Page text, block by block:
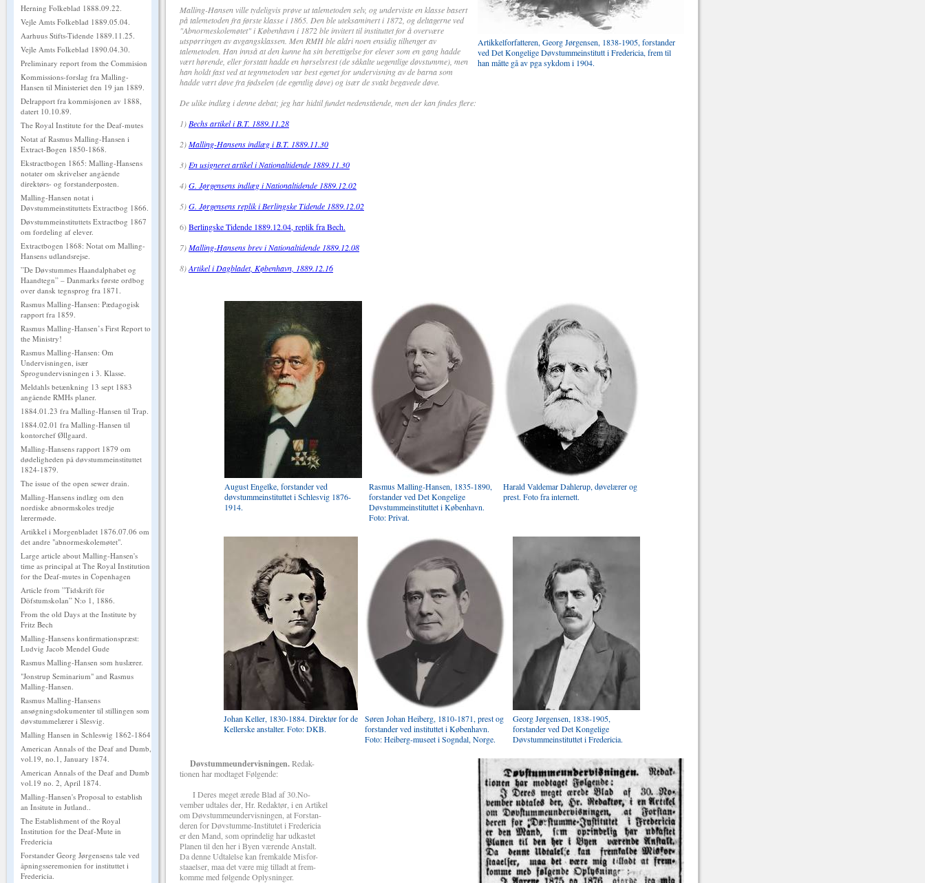
Herning Folkeblad 1888.09.22.
Vejle Amts Folkeblad 1889.05.04.
Aarhuus Stifts-Tidende 1889.11.25.
Vejle Amts Folkeblad 1890.04.30.
Preliminary report from the Commision
Kommissions-forslag fra Malling-
Hansen til Ministeriet den 19 jan 1889.
Delrapport fra kommisjonen av 1888,
datert 10.10.89.
The Royal Institute for the Deaf-mutes
Notat af Rasmus Malling-Hansen i
Extract-Bogen 1850-1868.
Ekstractbogen 1865: Malling-Hansens
notater om skrivelser angående
direktørs- og forstanderposten.
Malling-Hansen notat i
Døvstummeinstituttets Extractbog 1866.
Døvstummeinstituttets Extractbog 1867
om fordeling af elever.
Extractbogen 1868: Notat om Malling-
Hansens udlandsrejse.
”De Døvstummes Haandalphabet og
Haandtegn” – Danmarks første ordbog
over dansk tegnsprog fra 1871.
Rasmus Malling-Hansen: Pædagogisk
rapport fra 1859.
Rasmus Malling-Hansen’s First Report to
the Ministry!
Rasmus Malling-Hansen: Om
Undervisningen, især
Sprogundervisningen i 3. Klasse.
Meldahls betænkning 13 sept 1883
angående RMHs planer.
1884.01.23 fra Malling-Hansen til Trap.
1884.02.01 fra Malling-Hansen til
kontorchef Øllgaard.
Malling-Hansens rapport 1879 om
dødeligheden på døvstummeinstituttet
1824-1879.
The issue of the open sewer drain.
Malling-Hansens indlæg om den
nordiske abnormskoles tredje
lærermøde.
Artikkel i Morgenbladet 1876.07.06 om
det andre "abnormeskolemøtet".
Large article about Malling-Hansen's
time as principal at The Royal Institution
for the Deaf-mutes in Copenhagen
Article from ”Tidskrift för
Döfstumskolan” N:o 1, 1886.
From the old Days at the Institute by
Fritz Bech
Malling-Hansens konfirmationspræst:
Ludvig Jacob Mendel Gude
Rasmus Malling-Hansen som huslærer.
"Jonstrup Seminarium" and Rasmus
Malling-Hansen.
Rasmus Malling-Hansens
ansøgningsdokumenter til stillingen som
døvstummelærer i Slesvig.
Malling Hansen in Schleswig 1862-1864
American Annals of the Deaf and Dumb,
vol.19, no.1, January 1874.
American Annals of the Deaf and Dumb
vol.19 no. 2, April 1874.
Malling-Hansen's Proposal to establish
an Insitute in Jutland..
The Establishment of the Royal
Institution for the Deaf-Mute in
Fredericia
Forstander Georg Jørgensens tale ved
åpningsseremonien for instituttet i
Fredericia.
Artikkelforfatteren, Georg Jørgensen, 1838-1905, forstander
ved Det Kongelige Døvstummeinstitutt i Fredericia, frem til
han måtte gå av pga sykdom i 1904.
Malling-Hansen ville tydeligvis prøve ut talemetoden selv, og underviste en klasse basert
på talemetoden fra første klasse i 1865. Den ble uteksaminert i 1872, og deltagerne ved
"Abnormeskolemøtet" i København i 1872 ble invitert til instituttet for å overvære
utspørringen av avgangsklassen. Men RMH ble aldri noen ensidig tilhenger av
talemetoden. Han innså at den kunne ha sin berettigelse for elever som en gang hadde
vært hørende, eller forstatt hadde en hørselsrest (de såkalte uegentlige døvstumme), men
han holdt fast ved at tegnmetoden var best egenet for undervisning av de barna som
hadde vært døve fra fødselen (de egentlig døve) og især de svakt begavede døve.
De ulike indlæg i denne debat; jeg har hidtil fundet nedenstående, men der kan findes flere:
1) Bechs artikel i B.T. 1889.11.28
2)Malling-Hansens indlæg i B.T. 1889.11.30
3) En usigneret artikel i Nationaltidende 1889.11.30
4)G. Jørgensens indlæg i Nationaltidende 1889.12.02
5)G. Jørgensens replik i Berlingske Tidende 1889.12.02
6)Berlingske Tidende 1889.12.04, replik fra Bech.
7)Malling-Hansens brev i Nationaltidende 1889.12.08
8)Artikel i Dagbladet, København, 1889.12.16
August Engelke, forstander ved
døvstummeinstituttet i Schlesvig 1876-
1914.
Rasmus Malling-Hansen, 1835-1890,
forstander ved Det Kongelige
Døvstummeinstituttet i København.
Foto: Privat.
Harald Valdemar Dahlerup, døvelærer og
prest. Foto fra internett.
Johan Keller, 1830-1884. Direktør for de
Kellerske anstalter. Foto: DKB.
Søren Johan Heiberg, 1810-1871, prest og
forstander ved instituttet i København.
Foto: Heiberg-museet i Sogndal, Norge.
Georg Jørgensen, 1838-1905,
forstander ved Det Kongelige
Døvstummeinstituttet i Fredericia.
Døvstummeundervisningen.Redak-
tionen har modtaget Følgende:
I Deres meget ærede Blad af 30.No-
vember udtales der, Hr. Redaktør, i en Artikel
om Døvstummeundervisningen, at Forstan-
deren for Døvstumme-Institutet i Fredericia
er den Mand, som oprindelig har udkastet
Planen til den her i Byen værende Anstalt.
Da denne Udtalelse kan fremkalde Misfor-
staaelser, maa det være mig tilladt at frem-
komme med følgende Oplysninger.